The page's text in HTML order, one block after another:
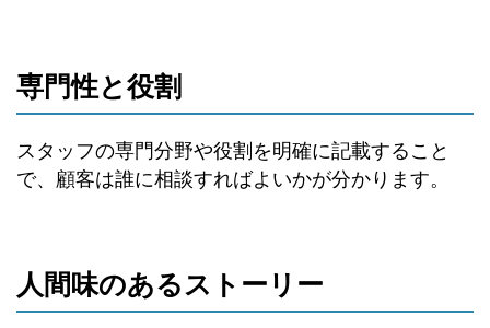
専門性と役割
スタッフの専門分野や役割を明確に記載すること
で、顧客は誰に相談すればよいかが分かります。
人間味のあるストーリー